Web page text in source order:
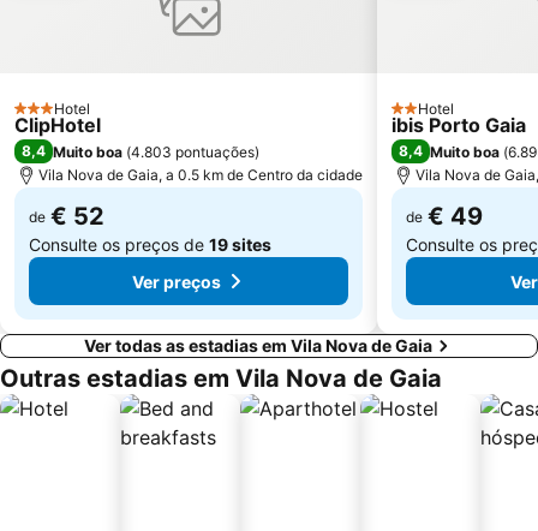
Miramar
Trindade
Praia de Vila do Conde
3 Estrelas
Hotel
ClipHotel
8,4 Muito boa (4.803 pontuações)
Vila Nova de Gaia, a 0.5 km de Centro da cidade
de € 52
Consulte os preços de 19 sites
Ver preços
2 Estrelas
Hotel
ibis Porto Gaia
8,4 Muito boa (
Vila Nova de
de € 49
Consulte os
Ver todas as estadias em Vila Nova de Gaia
Outras estadias em Vila Nova de Gaia